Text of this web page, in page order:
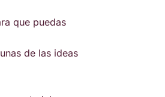
que puedas
de las ideas